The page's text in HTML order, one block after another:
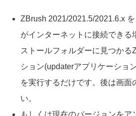
ZBrush 2021/2021.5/2021.6.x
がインターネットに接続できる
ストールフォルダーに見つかる
ション(updaterアプリケーショ
を実行するだけです。後は画面
い。
もしくは現在のバージョンをア